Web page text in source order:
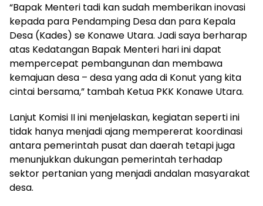
“Bapak Menteri tadi kan sudah memberikan inovasi
kepada para Pendamping Desa dan para Kepala
Desa (Kades) se Konawe Utara. Jadi saya berharap
atas Kedatangan Bapak Menteri hari ini dapat
mempercepat pembangunan dan membawa
kemajuan desa – desa yang ada di Konut yang kita
cintai bersama,” tambah Ketua PKK Konawe Utara.
Lanjut Komisi II ini menjelaskan, kegiatan seperti ini
tidak hanya menjadi ajang mempererat koordinasi
antara pemerintah pusat dan daerah tetapi juga
menunjukkan dukungan pemerintah terhadap
sektor pertanian yang menjadi andalan masyarakat
desa.